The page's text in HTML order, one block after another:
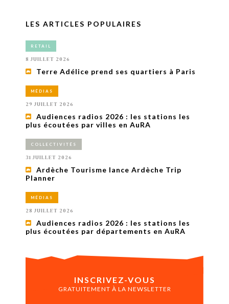
LES ARTICLES POPULAIRES
RETAIL
8 JUILLET 2026
Terre Adélice prend ses quartiers à Paris
MÉDIAS
29 JUILLET 2026
Audiences radios 2026 : les stations les
plus écoutées par villes en AuRA
COLLECTIVITÉS
31 JUILLET 2026
Ardèche Tourisme lance Ardèche Trip
Planner
MÉDIAS
28 JUILLET 2026
Audiences radios 2026 : les stations les
plus écoutées par départements en AuRA
INSCRIVEZ-VOUS
GRATUITEMENT À LA NEWSLETTER